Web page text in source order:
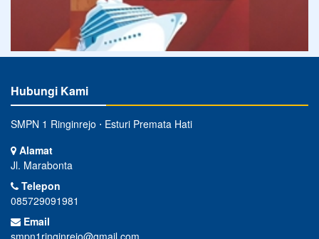
Hubungi Kami
SMPN 1 Ringinrejo ⋅ Esturi Premata Hati
Alamat
Jl. Marabonta
Telepon
085729091981
Email
smpn1ringinrejo@gmail.com